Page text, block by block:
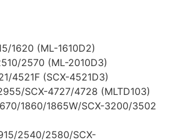
1620 (ML-1610D2)
2570 (ML-2010D3)
4521F (SCX-4521D3)
SCX-4727/4728 (MLTD103)
1860/1865W/SCX-3200/3502
2540/2580/SCX-